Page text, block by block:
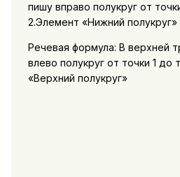
пишу вправо полукруг от
2.Элемент «Нижний полукруг»
Речевая формула: В верхней
влево полукруг от точки 1 до
«Верхний полукруг»